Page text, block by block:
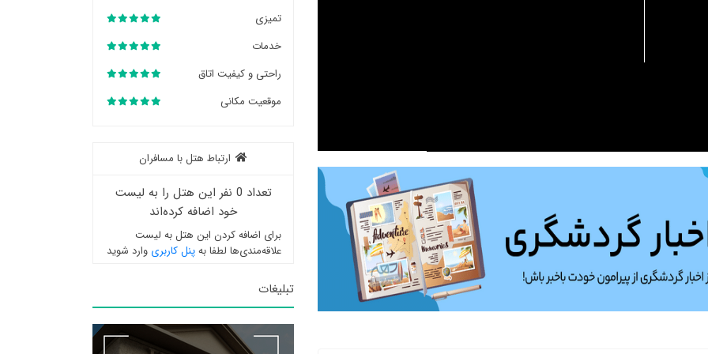
تمیزی
خدمات
راحتی و کیفیت اتاق
موقعیت مکانی
ارتباط هتل با مسافران
تعداد 0 نفر این هتل را به لیست
خود اضافه کرده‌اند
برای اضافه کردن این هتل به لیست
علاقه‌مندی‌ها لطفا بهپنل کاربری وارد شوید
تبلیغات